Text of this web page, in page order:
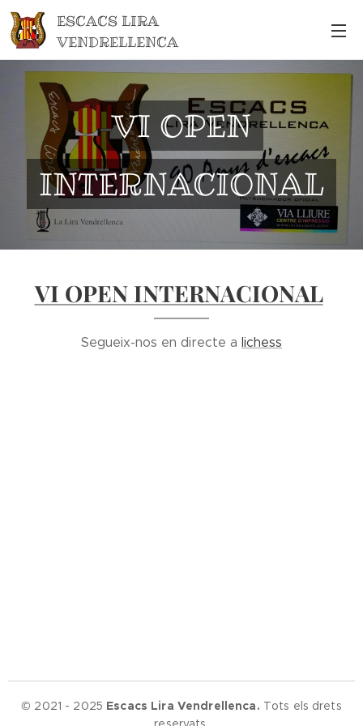
ESCACS LIRA
VENDRELLENCA
VI OPEN
INTERNACIONAL
VI OPEN INTERNACIONAL
Segueix-nos en directe a lichess
© 2021 - 2025 Escacs Lira Vendrellenca. Tots els drets